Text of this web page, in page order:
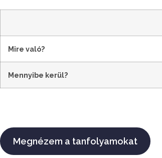
Mire való?
Mennyibe kerül?
Megnézem a tanfolyamokat